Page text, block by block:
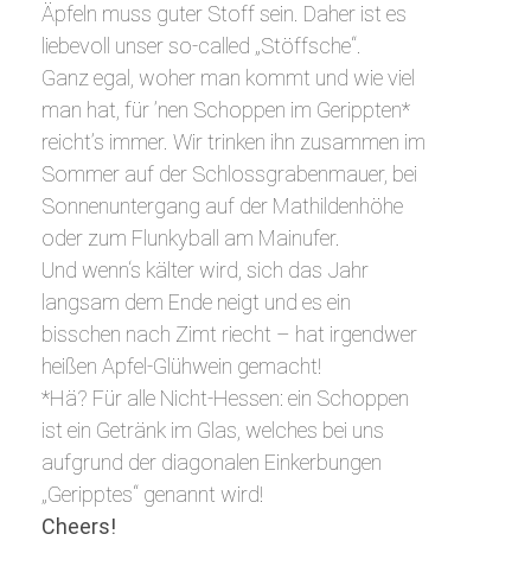
Äpfeln muss guter Stoff sein. Daher ist es
liebevoll unser so-called „Stöffsche“.
Ganz egal, woher man kommt und wie viel
man hat, für ’nen Schoppen im Gerippten*
reicht’s immer. Wir trinken ihn zusammen im
Sommer auf der Schlossgrabenmauer, bei
Sonnenuntergang auf der Mathildenhöhe
oder zum Flunkyball am Mainufer.
Und wenn‘s kälter wird, sich das Jahr
langsam dem Ende neigt und es ein
bisschen nach Zimt riecht – hat irgendwer
heißen Apfel-Glühwein gemacht!
*Hä? Für alle Nicht-Hessen: ein Schoppen
ist ein Getränk im Glas, welches bei uns
aufgrund der diagonalen Einkerbungen
„Geripptes“ genannt wird!
Cheers!